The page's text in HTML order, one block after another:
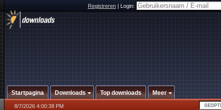
Registreren|Login:
Startpagina Downloads Top downloads Meer
8/7/2026 4:00:38 PM